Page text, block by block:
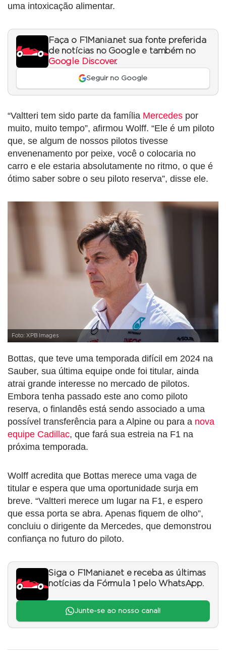
uma intoxicação alimentar.
Faça o F1Mania.net sua fonte preferida
de notícias no Google e também no
Google Discover.
Seguir no Google
“Valtteri tem sido parte da família Mercedes por
muito, muito tempo”, afirmou Wolff. “Ele é um piloto
que, se algum de nossos pilotos tivesse
envenenamento por peixe, você o colocaria no
carro e ele estaria absolutamente no ritmo, o que é
ótimo saber sobre o seu piloto reserva”, disse ele.
Foto: XPB Images
Bottas, que teve uma temporada difícil em 2024 na
Sauber, sua última equipe onde foi titular, ainda
atrai grande interesse no mercado de pilotos.
Embora tenha passado este ano como piloto
reserva, o finlandês está sendo associado a uma
possível transferência para a Alpine ou para a nova
equipe Cadillac, que fará sua estreia na F1 na
próxima temporada.
Wolff acredita que Bottas merece uma vaga de
titular e espera que uma oportunidade surja em
breve. “Valtteri merece um lugar na F1, e espero
que essa porta se abra. Apenas fiquem de olho”,
concluiu o dirigente da Mercedes, que demonstrou
confiança no futuro do piloto.
Siga o F1Mania.net e receba as últimas
notícias da Fórmula 1 pelo WhatsApp.
Junte-se ao nosso canal!